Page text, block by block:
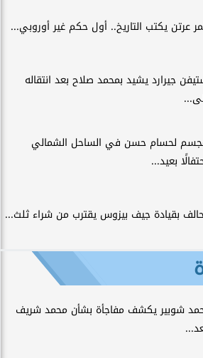
عرتن يكتب التاريخ.. أول حكم غير أوروبي...
جيرارد يشيد بمحمد صلاح بعد انتقاله
لحسام حسن في الساحل الشمالي
بعيد...
بقيادة جيف بيزوس يقترب من شراء ثلث...
شوبير يكشف مفاجأة بشأن محمد شريف